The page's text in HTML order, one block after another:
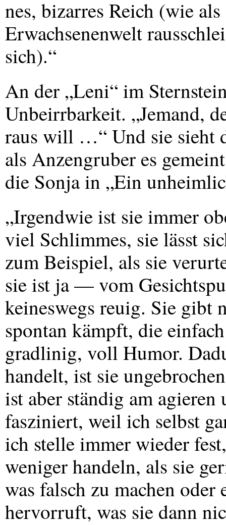
nes, bizarres Reich (wie
Erwachsenenwelt
sich).“
An der „Leni“ im
Unbeirrbarkeit. „Jemand,
raus will …“ Und sie sieht
als Anzengruber es
die Sonja in „Ein
„Irgendwie ist sie immer
viel Schlimmes, sie lässt
zum Beispiel, als sie
sie ist ja — vom
keineswegs reuig. Sie gibt
spontan kämpft, die
gradlinig, voll Humor.
handelt, ist sie
ist aber ständig am
fasziniert, weil ich selbst
ich stelle immer wieder
weniger handeln, als sie
was falsch zu machen oder
hervorruft, was sie dann